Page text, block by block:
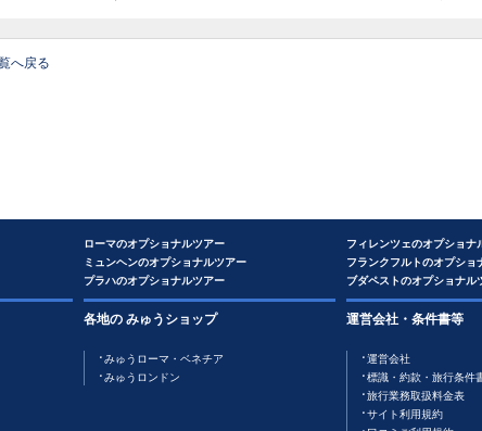
へ戻る
ローマのオプショナルツアー
ミュンヘンのオプショナルツアー
プラハのオプショナルツアー
フィレンツェのオプショナ
フランクフルトのオプショ
ブダペストのオプショナル
各地の みゅうショップ
みゅうローマ・ベネチア
みゅうロンドン
運営会社・条件書等
運営会社
標識・約款・旅行条件
旅行業務取扱料金表
サイト利用規約